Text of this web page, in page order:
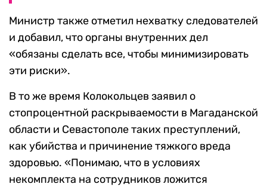
Министр также отметил нехватку следователей
и добавил, что органы внутренних дел
«обязаны сделать все, чтобы минимизировать
эти риски».
В то же время Колокольцев заявил о
стопроцентной раскрываемости в Магаданской
области и Севастополе таких преступлений,
как убийства и причинение тяжкого вреда
здоровью. «Понимаю, что в условиях
некомплекта на сотрудников ложится